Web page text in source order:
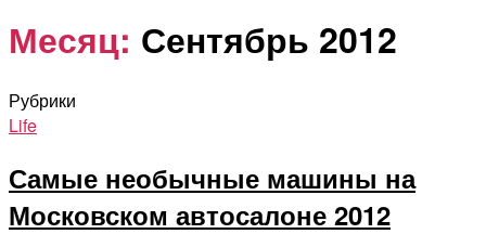
Месяц: Сентябрь 2012
Рубрики
Life
Самые необычные машины на
Московском автосалоне 2012